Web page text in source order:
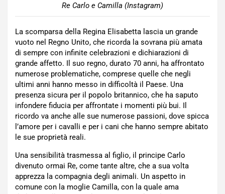
Re Carlo e Camilla (Instagram)
La scomparsa della Regina Elisabetta lascia un grande
vuoto nel Regno Unito, che ricorda la sovrana più amata
di sempre con infinite celebrazioni e dichiarazioni di
grande affetto. Il suo regno, durato 70 anni, ha affrontato
numerose problematiche, comprese quelle che negli
ultimi anni hanno messo in difficoltà il Paese. Una
presenza sicura per il popolo britannico, che ha saputo
infondere fiducia per affrontate i momenti più bui. Il
ricordo va anche alle sue numerose passioni, dove spicca
l’amore per i cavalli e per i cani che hanno sempre abitato
le sue proprietà reali.
Una sensibilità trasmessa al figlio, il principe Carlo
divenuto ormai Re, come tante altre, che a sua volta
apprezza la compagnia degli animali. Un aspetto in
comune con la moglie Camilla, con la quale ama